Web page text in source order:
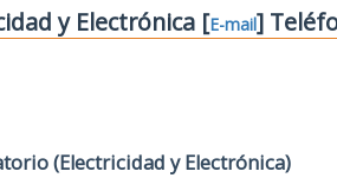
y Electrónica [E-mail]
(Electricidad y Electrónica)